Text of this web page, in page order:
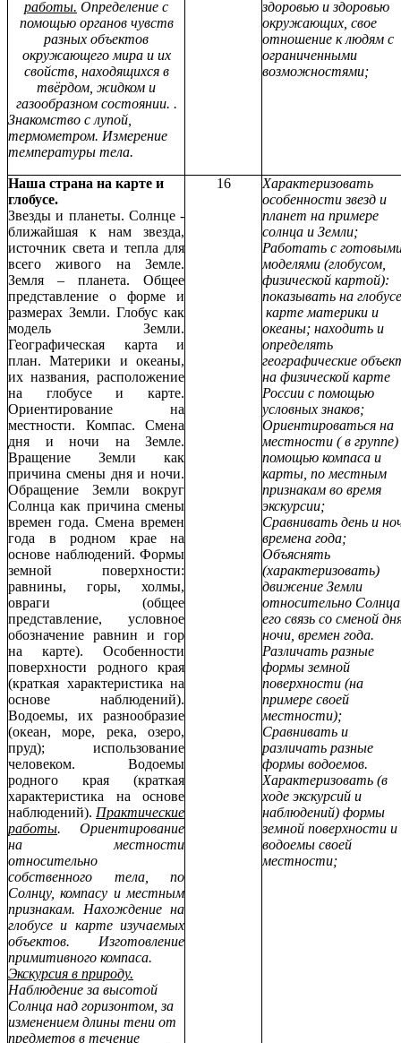
работы. Определение с
помощью органов чувств
разных объектов
окружающего мира и их
свойств, находящихся в
твёрдом, жидком и
газообразном состоянии. .
Знакомство с лупой,
термометром. Измерение
температуры тела.
здоровью и здоровью
окружающих, свое
отношение к людям с
ограниченными
возможностями;
Наша страна на карте и
глобусе.
Звезды и планеты. Солнце -
ближайшая к нам звезда,
источник света и тепла для
всего живого на Земле.
Земля – планета. Общее
представление о форме и
размерах Земли. Глобус как
модель Земли.
Географическая карта и
план. Материки и океаны,
их названия, расположение
на глобусе и карте.
Ориентирование на
местности. Компас. Смена
дня и ночи на Земле.
Вращение Земли как
причина смены дня и ночи.
Обращение Земли вокруг
Солнца как причина смены
времен года. Смена времен
года в родном крае на
основе наблюдений. Формы
земной поверхности:
равнины, горы, холмы,
овраги (общее
представление, условное
обозначение равнин и гор
на карте). Особенности
поверхности родного края
(краткая характеристика на
основе наблюдений).
Водоемы, их разнообразие
(океан, море, река, озеро,
пруд); использование
человеком. Водоемы
родного края (краткая
характеристика на основе
наблюдений). Практические
работы. Ориентирование
на местности
относительно
собственного тела, по
Солнцу, компасу и местным
признакам. Нахождение на
глобусе и карте изучаемых
объектов. Изготовление
примитивного компаса.
Экскурсия в природу.
Наблюдение за высотой
Солнца над горизонтом, за
изменением длины тени от
предметов в течение
16
Характеризовать
особенности звезд и
планет на примере
солнца и Земли;
Работать с
моделями (глобусом,
физической картой):
показывать на
карте материки и
океаны; находить и
определять
географические
на физической карте
России с помощью
условных знаков;
Ориентироваться на
местности ( в группе)
помощью компаса и
карты, по местным
признакам во время
экскурсии;
Сравнивать день и
времена года;
Объяснять
(характеризовать)
движение Земли
относительно
его связь со сменой
ночи, времен года.
Различать разные
формы земной
поверхности (на
примере своей
местности);
Сравнивать и
различать разные
формы водоемов.
Характеризовать (в
ходе экскурсий и
наблюдений) формы
земной поверхности и
водоемы своей
местности;